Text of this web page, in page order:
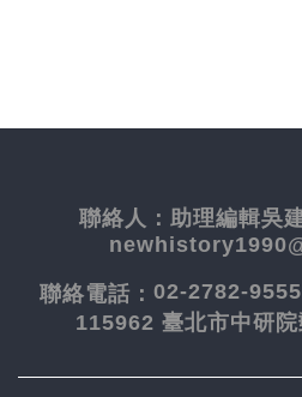
聯絡人： 助理編輯
聯絡電話： 02-2782-
115962 臺北市中研